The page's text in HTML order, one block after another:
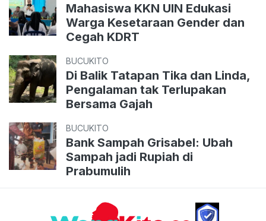
Mahasiswa KKN UIN Edukasi
Warga Kesetaraan Gender dan
Cegah KDRT
BUCUKITO
Di Balik Tatapan Tika dan Linda,
Pengalaman tak Terlupakan
Bersama Gajah
BUCUKITO
Bank Sampah Grisabel: Ubah
Sampah jadi Rupiah di
Prabumulih